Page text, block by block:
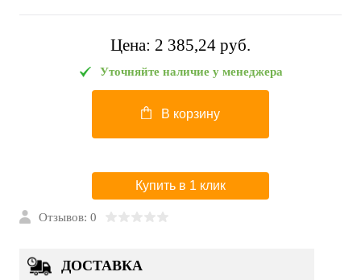
Цена: 2 385,24 pуб.
Уточняйте наличие у менеджера
В корзину
Купить в 1 клик
Отзывов: 0
ДОСТАВКА